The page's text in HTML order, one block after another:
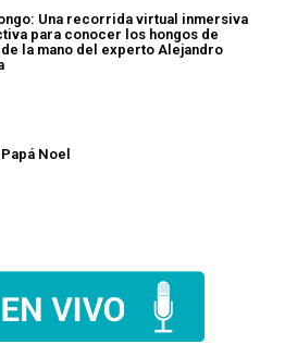
Una recorrida virtual inmersiva
para conocer los hongos de
de la mano del experto Alejandro
Noel